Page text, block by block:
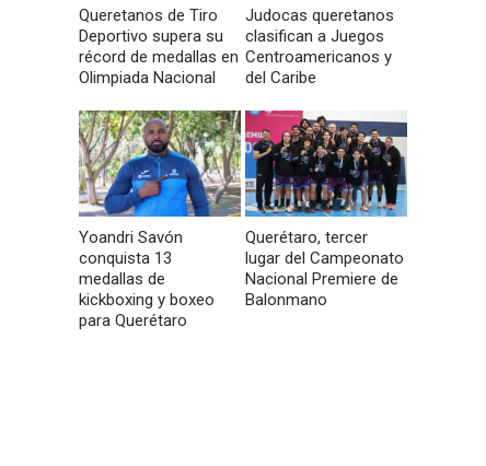
Queretanos de Tiro
Deportivo supera su
récord de medallas en
Olimpiada Nacional
Judocas queretanos
clasifican a Juegos
Centroamericanos y
del Caribe
Yoandri Savón
conquista 13
medallas de
kickboxing y boxeo
para Querétaro
Querétaro, tercer
lugar del Campeonato
Nacional Premiere de
Balonmano